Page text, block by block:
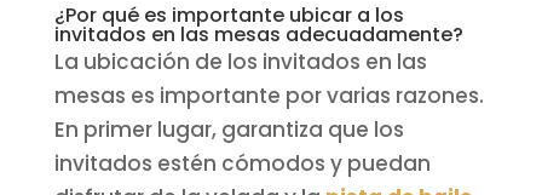
¿Por qué es importante ubicar a los
invitados en las mesas adecuadamente?
La ubicación de los invitados en las
mesas es importante por varias razones.
En primer lugar, garantiza que los
invitados estén cómodos y puedan